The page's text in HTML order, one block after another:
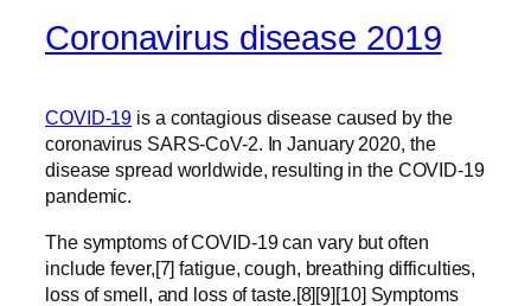
Coronavirus disease 2019
COVID-19 is a contagious disease caused by the
coronavirus SARS-CoV-2. In January 2020, the
disease spread worldwide, resulting in the COVID-19
pandemic.
The symptoms of COVID‑19 can vary but often
include fever,[7] fatigue, cough, breathing difficulties,
loss of smell, and loss of taste.[8][9][10] Symptoms